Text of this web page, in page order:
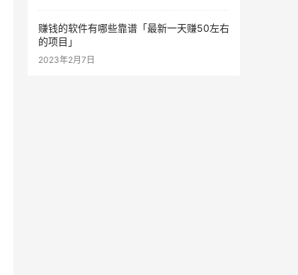
赚钱的软件有哪些靠谱「最新一天赚50左右
的项目」
2023年2月7日